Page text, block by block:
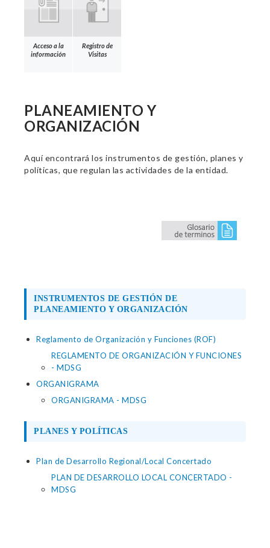
Acceso a la
información
Registro de
Visitas
PLANEAMIENTO Y
ORGANIZACIÓN
Aquí encontrará los instrumentos de gestión, planes y
políticas, que regulan las actividades de la entidad.
INSTRUMENTOS DE GESTIÓN DE
PLANEAMIENTO Y ORGANIZACIÓN
Reglamento de Organización y Funciones (ROF)
REGLAMENTO DE ORGANIZACIÓN Y FUNCIONES
- MDSG
ORGANIGRAMA
ORGANIGRAMA - MDSG
PLANES Y POLÍTICAS
Plan de Desarrollo Regional/Local Concertado
PLAN DE DESARROLLO LOCAL CONCERTADO -
MDSG